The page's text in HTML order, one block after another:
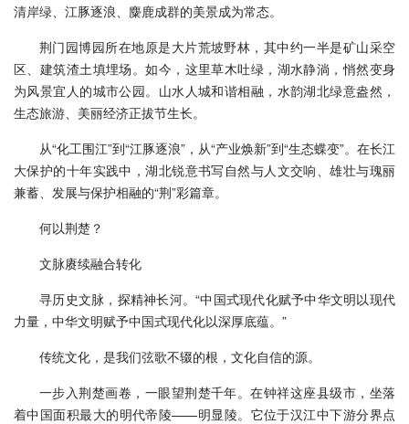
清岸绿、江豚逐浪、麋鹿成群的美景成为常态。
荆门园博园所在地原是大片荒坡野林，其中约一半是矿山采空
区、建筑渣土填埋场。如今，这里草木吐绿，湖水静淌，悄然变身
为风景宜人的城市公园。山水人城和谐相融，水韵湖北绿意盎然，
生态旅游、美丽经济正拔节生长。
从“化工围江”到“江豚逐浪”，从“产业焕新”到“生态蝶变”。在长江
大保护的十年实践中，湖北锐意书写自然与人文交响、雄壮与瑰丽
兼蓄、发展与保护相融的“荆”彩篇章。
何以荆楚？
文脉赓续融合转化
寻历史文脉，探精神长河。“中国式现代化赋予中华文明以现代
力量，中华文明赋予中国式现代化以深厚底蕴。”
传统文化，是我们弦歌不辍的根，文化自信的源。
一步入荆楚画卷，一眼望荆楚千年。在钟祥这座县级市，坐落
着中国面积最大的明代帝陵——明显陵。它位于汉江中下游分界点